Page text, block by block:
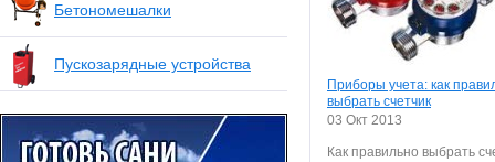
Бетономешалки
Пускозарядные устройства
Приборы учета: как
выбрать счетчик
03 Окт 2013
Как правильно выбрать